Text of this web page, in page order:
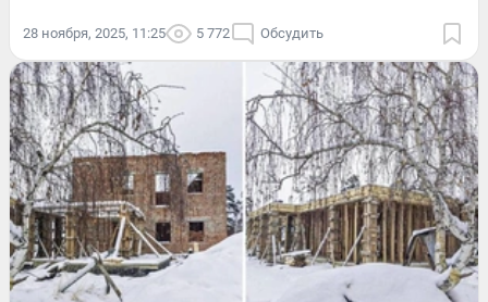
28 ноября, 2025, 11:25 5 772 Обсудить